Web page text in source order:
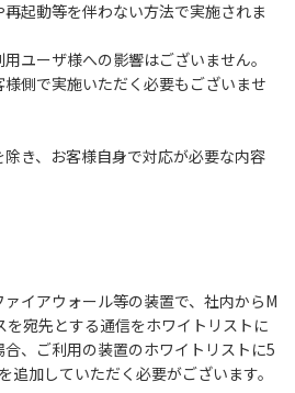
起動等を伴わない方法で実施されま
ユーザ様への影響はございません。
側で実施いただく必要もございませ
き、お客様自身で対応が必要な内容
イアウォール等の装置で、社内からM
宛先とする通信をホワイトリストに
、ご利用の装置のホワイトリストに5
追加していただく必要がございます。